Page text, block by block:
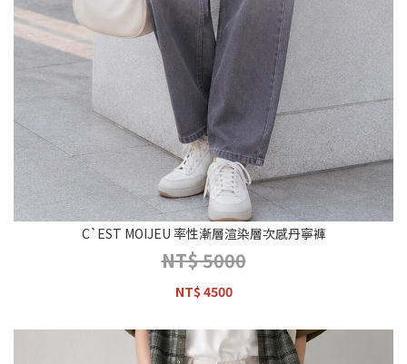
C`EST MOIJEU 率性漸層渲染層次感丹寧褲
NT$ 5000
NT$ 4500